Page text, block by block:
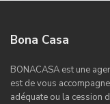
Bona Casa
BONACASA est une
est de vous
adéquate ou la cession